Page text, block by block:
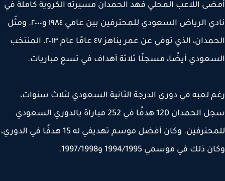
اللاعب المحلي فهد الحمدان مسيرته الكروية كاملةً في
نادي الرياض السعودي للمحترفين بين عامي ١٩٨٤ و٢٠٠٠. ومثّل
الحمدان، الذي توفي عن عمر يناهز ٤٧ عامًا عام ٢٠١٣، المنتخب
أيضًا، مسجلًا ثلاثة أهداف في تسع مباريات.
لعبه في دوري الدرجة الثانية السعودي لثلاث سنوات،
سجل الحمدان 120 هدفًا في 252 مباراة بالدوري السعودي
للمحترفين. وكان أفضل موسم تهديفي له 15 هدفًا في الدوري،
ذلك في موسمي 1994/1995 و1997/1998.